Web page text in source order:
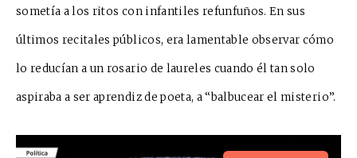
sometía alos ritos con infantiles refunfuños. En sus
últimos recitales públicos, era lamentable observar cómo
lo reducían a un rosario de laureles cuando él tan solo
aspiraba a ser aprendizde poeta, a “balbucear el misterio”.